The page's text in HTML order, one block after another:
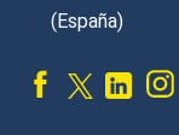
(España)